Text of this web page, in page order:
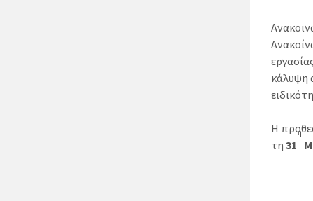
κάλυψη
Η
τη31
η